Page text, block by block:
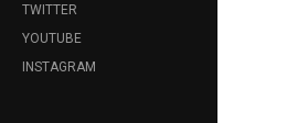
TWITTER
YOUTUBE
INSTAGRAM